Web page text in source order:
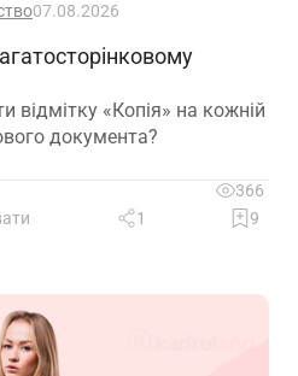
07.08.2026
відмітку «Копія» на кожній
документа?
366
1 9